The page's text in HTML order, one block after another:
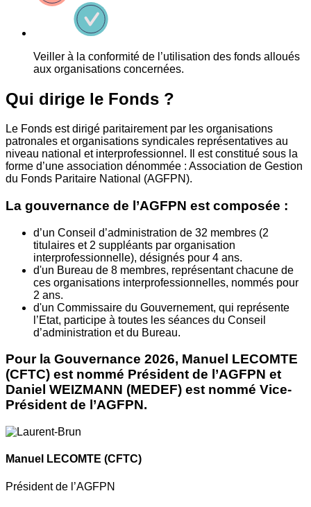
Veiller à la conformité de l’utilisation des fonds alloués
aux organisations concernées.
Qui dirige le Fonds ?
Le Fonds est dirigé paritairement par les organisations
patronales et organisations syndicales représentatives au
niveau national et interprofessionnel. Il est constitué sous la
forme d’une association dénommée : Association de Gestion
du Fonds Paritaire National (AGFPN).
La gouvernance de l’AGFPN est composée :
d’un Conseil d’administration de 32 membres (2
titulaires et 2 suppléants par organisation
interprofessionnelle), désignés pour 4 ans.
d'un Bureau de 8 membres, représentant chacune de
ces organisations interprofessionnelles, nommés pour
2 ans.
d'un Commissaire du Gouvernement, qui représente
l’Etat, participe à toutes les séances du Conseil
d’administration et du Bureau.
Pour la Gouvernance 2026, Manuel LECOMTE
(CFTC) est nommé Président de l’AGFPN et
Daniel WEIZMANN (MEDEF) est nommé Vice-
Président de l’AGFPN.
Manuel LECOMTE (CFTC)
Président de l’AGFPN